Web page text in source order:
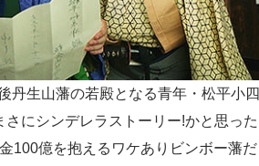
丹生山藩の若殿となる⻘年・松平小四
にシンデレラストーリー!かと思った
100億を抱えるワケありビンボー藩だ